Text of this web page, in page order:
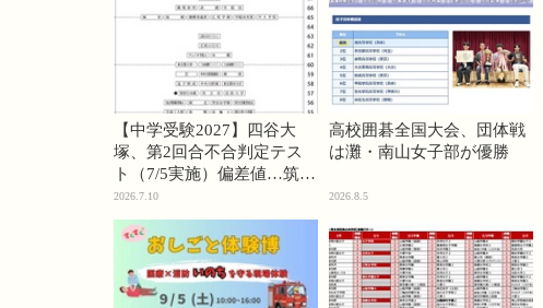
【中学受験2027】四谷大
塚、第2回合不合判定テス
ト（7/5実施）偏差値…筑駒
74・桜蔭70＜PR＞
2026.7.10
高校囲碁全国大会、団体戦
は灘・南山女子部が優勝
2026.8.5